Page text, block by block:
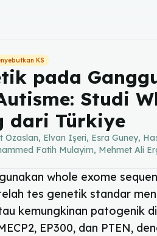
KS
pada
Studi
dari Türkiye
Ozaslan, Elvan Işeri, Esra Guney,
Fatih Mulayim, Mehmet Ali
whole exome
tes genetik standar
kemungkinan patogenik
EP300, dan PTEN,